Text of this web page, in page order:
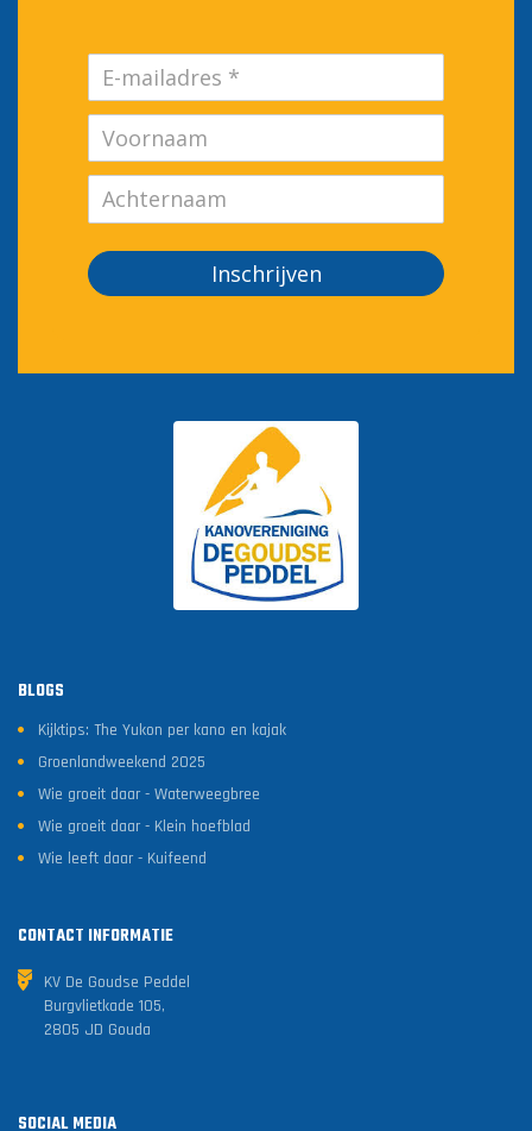
Inschrijven
BLOGS
Kijktips: The Yukon per kano en kajak
Groenlandweekend 2025
Wie groeit daar - Waterweegbree
Wie groeit daar - Klein hoefblad
Wie leeft daar - Kuifeend
CONTACT INFORMATIE
KV De Goudse Peddel
Burgvlietkade 105,
2805 JD Gouda
SOCIAL MEDIA